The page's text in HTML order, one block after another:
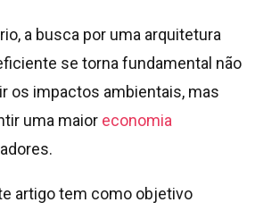
a busca por uma arquitetura
se torna fundamental não
os impactos ambientais, mas
uma maior economia
artigo tem como objetivo